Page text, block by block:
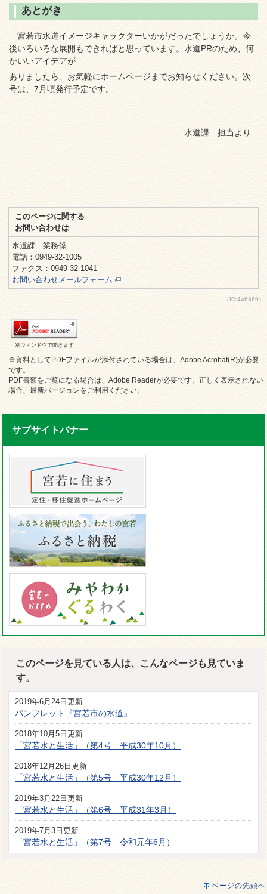
あとがき
宮若市水道イメージキャラクターいかがだったでしょうか。今
後いろいろな展開もできればと思っています。水道PRのため、何
かいいアイデアが
ありましたら、お気軽にホームページまでお知らせください。次
号は、7月頃発行予定です。
水道課 担当より
このページに関する
お問い合わせは
水道課 業務係
電話：0949-32-1005
ファクス：0949-32-1041
お問い合わせメールフォーム
（ID:446869）
別ウィンドウで開きます
※資料としてPDFファイルが添付されている場合は、Adobe Acrobat(R)が必要
です。
PDF書類をご覧になる場合は、Adobe Readerが必要です。正しく表示されない
場合、最新バージョンをご利用ください。
サブサイトバナー
このページを見ている人は、こんなページも見ていま
す。
2019年6月24日更新
パンフレット『宮若市の水道』
2018年10月5日更新
「宮若水と生活」（第4号 平成30年10月）
2018年12月26日更新
「宮若水と生活」（第5号 平成30年12月）
2019年3月22日更新
「宮若水と生活」（第6号 平成31年3月）
2019年7月3日更新
「宮若水と生活」（第7号 令和元年6月）
ページの先頭へ